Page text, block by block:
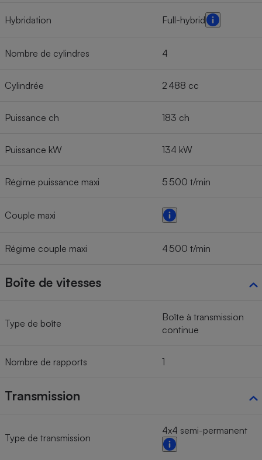
Hybridation Full-hybrid
Nombre de cylindres 4
Cylindrée 2 488 cc
Puissance ch 183 ch
Puissance kW 134 kW
Régime puissance maxi 5 500 t/min
Couple maxi
Régime couple maxi 4 500 t/min
Boîte de vitesses
Type de boîte
Boîte à transmission
continue
Nombre de rapports 1
Transmission
Type de transmission
4x4 semi-permanent